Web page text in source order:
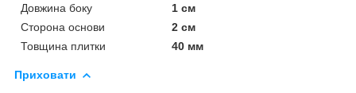
Довжина боку
1 см
Сторона основи
2 см
Товщина плитки
40 мм
Приховати